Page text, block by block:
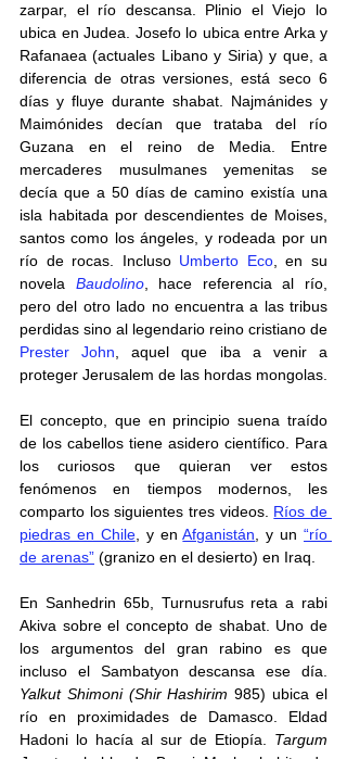
zarpar, el río descansa. Plinio el Viejo lo
ubica en Judea. Josefo lo ubica entre Arka y
Rafanaea (actuales Libano y Siria) y que, a
diferencia de otras versiones, está seco 6
días y fluye durante shabat. Najmánides y
Maimónides decían que trataba del río
Guzana en el reino de Media. Entre
mercaderes musulmanes yemenitas se
decía que a 50 días de camino existía una
isla habitada por descendientes de Moises,
santos como los ángeles, y rodeada por un
río de rocas. Incluso Umberto Eco, en su
novela Baudolino, hace referencia al río,
pero del otro lado no encuentra a las tribus
Prester John , aquel que iba a venir a
proteger Jerusalem de las hordas mongolas.
El concepto, que en principio suena traído
de los cabellos tiene asidero científico. Para
los curiosos que quieran ver estos
fenómenos en tiempos modernos, les
comparto los siguientes tres videos. Ríos de
piedras en Chile, y en Afganistán , y un “río
de arenas” (granizo en el desierto) en Iraq.
En Sanhedrin 65b, Turnusrufus reta a rabi
Akiva sobre el concepto de shabat. Uno de
los argumentos del gran rabino es que
Yalkut Shimoni (Shir Hashirim 985) ubica el
río en proximidades de Damasco. Eldad
Hadoni lo hacía al sur de Etiopía. Targum